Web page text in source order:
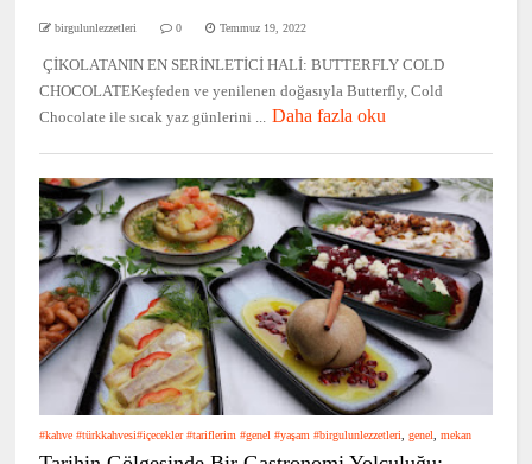
birgulunlezzetleri 0 Temmuz 19, 2022
ÇİKOLATANIN EN SERİNLETİCİ HALİ: BUTTERFLY COLD
CHOCOLATEKeşfeden ve yenilenen doğasıyla Butterfly, Cold
Chocolate ile sıcak yaz günlerini ... Daha fazla oku
#kahve #türkkahvesi#içecekler #tariflerim #genel #yaşam #birgulunlezzetleri ,genel ,mekan